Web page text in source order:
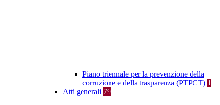
Piano triennale per la prevenzione della
corruzione e della trasparenza (PTPCT) 1
Atti generali 79